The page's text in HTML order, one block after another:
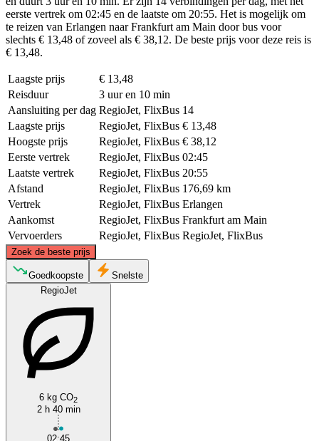
eerste vertrek om 02:45 en de laatste om 20:55. Het is mogelijk om
te reizen van Erlangen naar Frankfurt am Main door bus voor
slechts € 13,48 of zoveel als € 38,12. De beste prijs voor deze reis is
€ 13,48.
Laagste prijs
€ 13,48
Reisduur
3 uur en 10 min
Aansluiting per dag RegioJet, FlixBus 14
Laagste prijs
RegioJet, FlixBus € 13,48
Hoogste prijs
RegioJet, FlixBus € 38,12
Eerste vertrek
RegioJet, FlixBus 02:45
Laatste vertrek
RegioJet, FlixBus 20:55
Afstand
RegioJet, FlixBus 176,69 km
Vertrek
RegioJet, FlixBus Erlangen
Aankomst
RegioJet, FlixBus Frankfurt am Main
Vervoerders
RegioJet, FlixBus RegioJet, FlixBus
Zoek de beste prijs
©CARTO, ©OpenStreetMapcontributors
Goedkoopste
Snelste
RegioJet
6 kg CO2
2 h 40 min
02:45